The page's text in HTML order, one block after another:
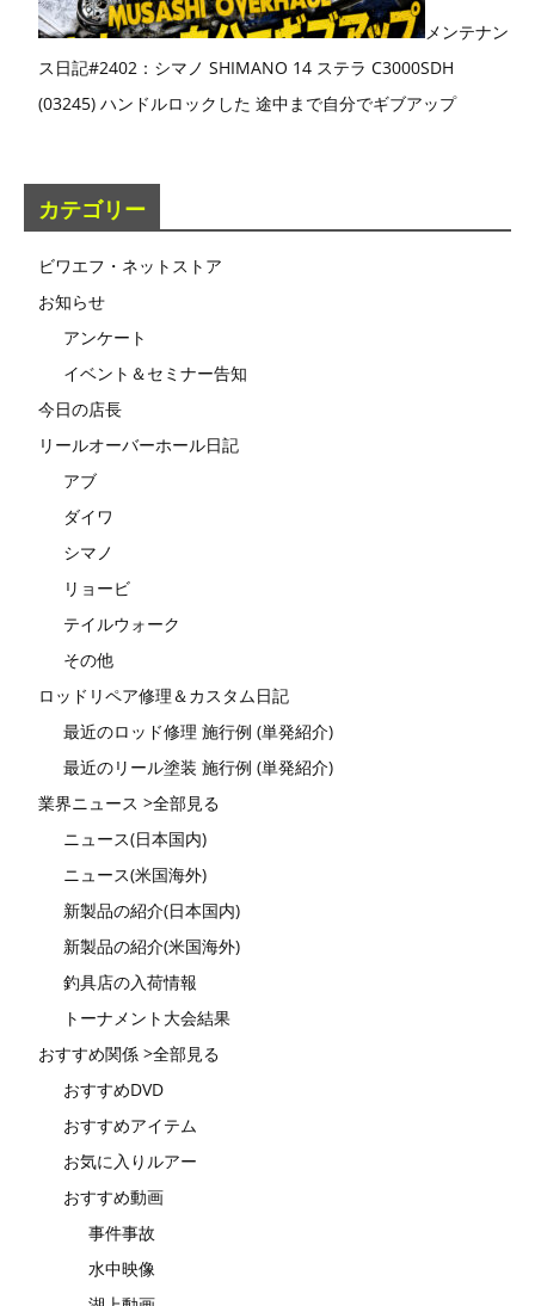
メンテナン
ス日記#2402：シマノ SHIMANO 14 ステラ C3000SDH
(03245) ハンドルロックした 途中まで自分でギブアップ
カテゴリー
ビワエフ・ネットストア
お知らせ
アンケート
イベント＆セミナー告知
今日の店長
リールオーバーホール日記
アブ
ダイワ
シマノ
リョービ
テイルウォーク
その他
ロッドリペア修理＆カスタム日記
最近のロッド修理 施行例 (単発紹介)
最近のリール塗装 施行例 (単発紹介)
業界ニュース >全部見る
ニュース(日本国内)
ニュース(米国海外)
新製品の紹介(日本国内)
新製品の紹介(米国海外)
釣具店の入荷情報
トーナメント大会結果
おすすめ関係 >全部見る
おすすめDVD
おすすめアイテム
お気に入りルアー
おすすめ動画
事件事故
水中映像